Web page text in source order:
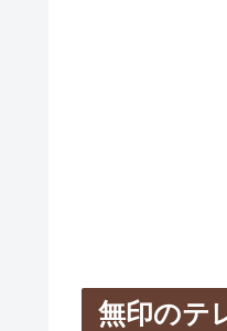
無印のテ